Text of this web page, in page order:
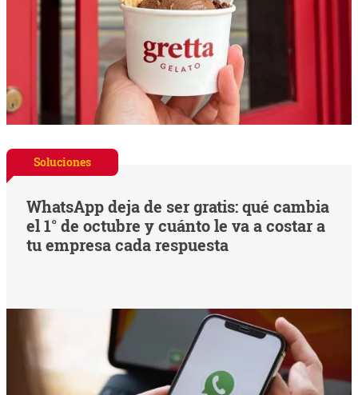
Soluciones
WhatsApp deja de ser gratis: qué cambia
el 1° de octubre y cuánto le va a costar a
tu empresa cada respuesta